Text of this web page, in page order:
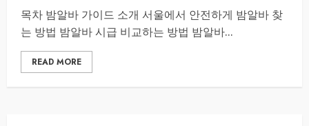
목차 밤알바 가이드 소개 서울에서 안전하게 밤알바 찾
는 방법 밤알바 시급 비교하는 방법 밤알바...
READ MORE